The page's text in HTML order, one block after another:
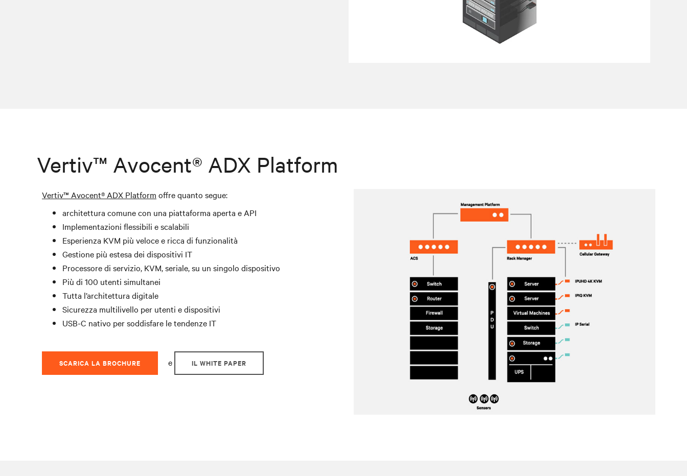
Vertiv™ Avocent® ADX Platform
Vertiv™ Avocent® ADX Platform offre quanto segue:
architettura comune con una piattaforma aperta e API
Implementazioni flessibili e scalabili
Esperienza KVM più veloce e ricca di funzionalità
Gestione più estesa dei dispositivi IT
Processore di servizio, KVM, seriale, su un singolo dispositivo
Più di 100 utenti simultanei
Tutta l’architettura digitale
Sicurezza multilivello per utenti e dispositivi
USB-C nativo per soddisfare le tendenze IT
SCARICA LA BROCHURE e IL WHITE PAPER